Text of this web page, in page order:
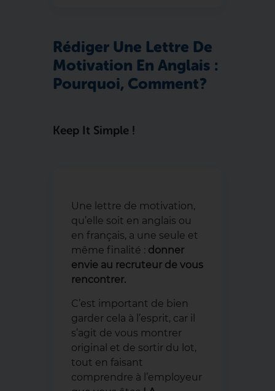
Rédiger Une Lettre De
Motivation En Anglais :
Pourquoi, Comment ?
Keep It Simple !
Une lettre de motivation,
qu’elle soit en anglais ou
en français, a une seule et
même finalité : donner
envie au recruteur de vous
rencontrer.
C’est important de bien
garder cela à l’esprit, car il
s’agit de vous montrer
original et de sortir du lot,
tout en faisant
comprendre à l’employeur